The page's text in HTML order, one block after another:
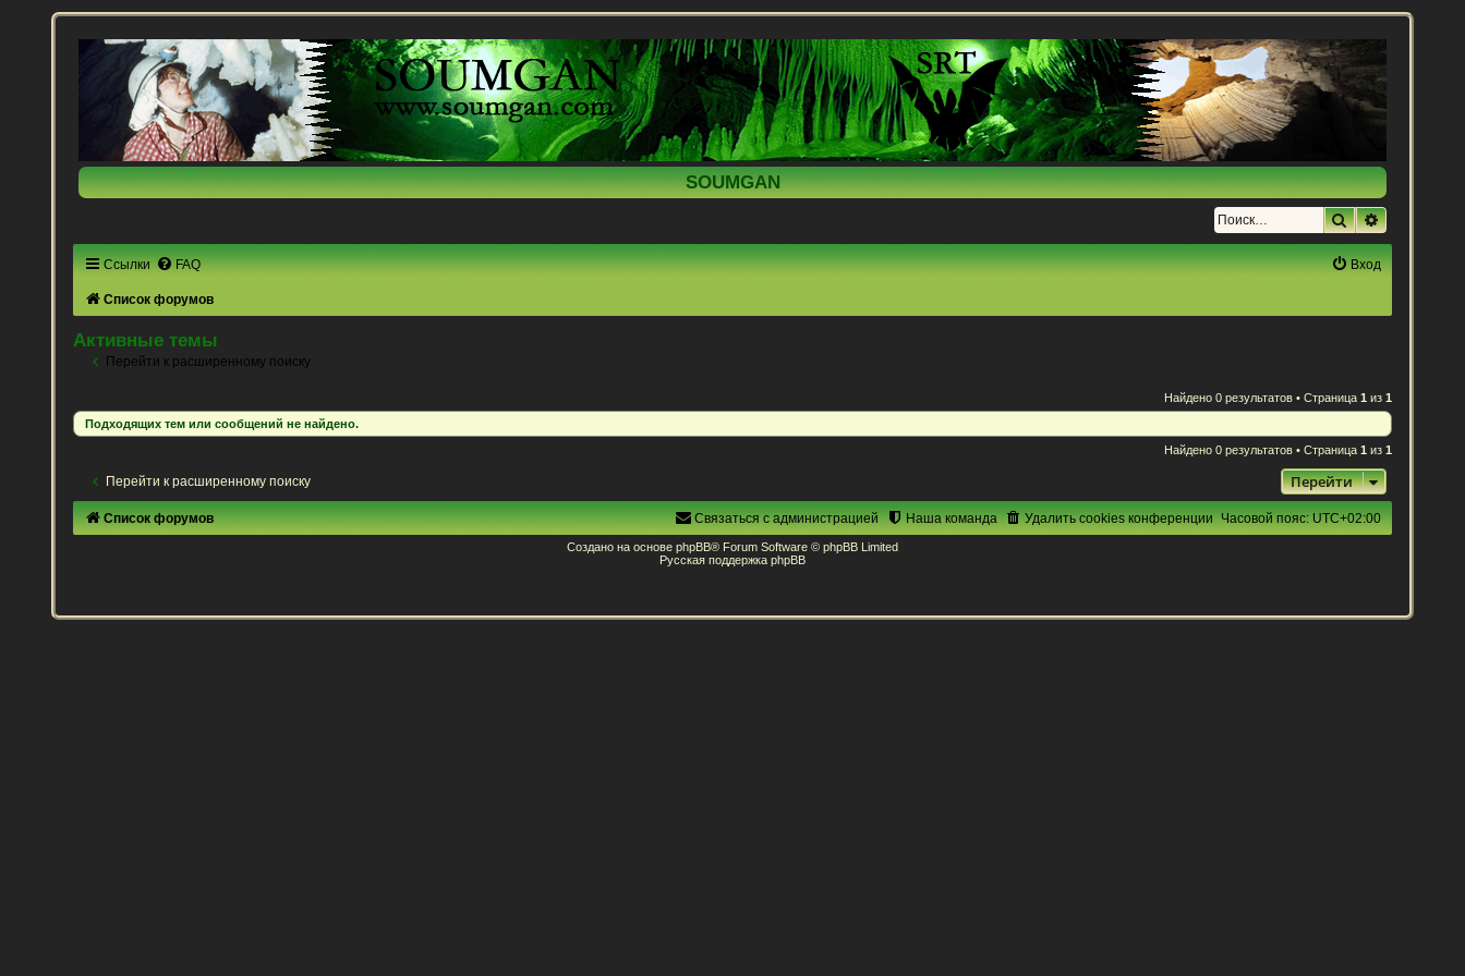
SOUMGAN
Поиск
Ссылки FAQ Вход
Список форумов
Активные темы
Перейти к расширенному поиску
Найдено 0 результатов • Страница 1 из 1
Подходящих тем или сообщений не найдено.
Найдено 0 результатов • Страница 1 из 1
Перейти к расширенному поиску Перейти
Список форумов Часовой пояс:UTC+02:00
Удалить cookies конференции
Наша команда
Связаться с администрацией
Создано на основе phpBB® Forum Software © phpBB Limited
Русская поддержка phpBB